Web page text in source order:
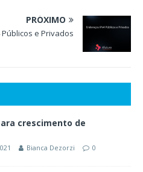
PRÓXIMO
e Privados
crescimento de
Bianca Dezorzi 0